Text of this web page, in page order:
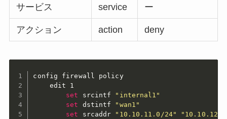
サービス service ー
アクション action deny
config firewall policy
    edit 1
set
srcintf
"internal1"
set
dstintf
"wan1"
set
srcaddr "10.10.11.0/24"